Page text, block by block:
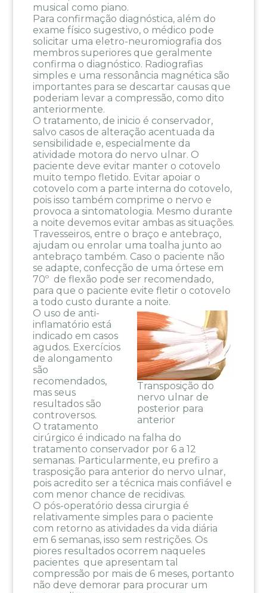
musical como piano.
Para confirmação diagnóstica, além do
exame físico sugestivo, o médico pode
solicitar uma eletro-neuromiografia dos
membros superiores que geralmente
confirma o diagnóstico. Radiografias
simples e uma ressonância magnética são
importantes para se descartar causas que
poderiam levar a compressão, como dito
anteriormente.
O tratamento, de inicio é conservador,
salvo casos de alteração acentuada da
sensibilidade e, especialmente da
atividade motora do nervo ulnar. O
paciente deve evitar manter o cotovelo
muito tempo fletido. Evitar apoiar o
cotovelo com a parte interna do cotovelo,
pois isso também comprime o nervo e
provoca a sintomatologia. Mesmo durante
a noite devemos evitar ambas as situações.
Travesseiros, entre o braço e antebraço,
ajudam ou enrolar uma toalha junto ao
antebraço também. Caso o paciente não
se adapte, confecção de uma órtese em
70º de flexão pode ser recomendado,
para que o paciente evite fletir o cotovelo
a todo custo durante a noite.
Transposição do
nervo ulnar de
posterior para
anterior
O uso de anti-
inflamatório está
indicado em casos
agudos. Exercícios
de alongamento
são
recomendados,
mas seus
resultados são
controversos.
O tratamento
cirúrgico é indicado na falha do
tratamento conservador por 6 a 12
semanas. Particularmente, eu prefiro a
trasposição para anterior do nervo ulnar,
pois acredito ser a técnica mais confiável e
com menor chance de recidivas.
O pós-operatório dessa cirurgia é
relativamente simples para o paciente
com retorno as atividades da vida diária
em 6 semanas, isso sem restrições. Os
piores resultados ocorrem naqueles
pacientes que apresentam tal
compressão por mais de 6 meses, portanto
não deve demorar para procurar um